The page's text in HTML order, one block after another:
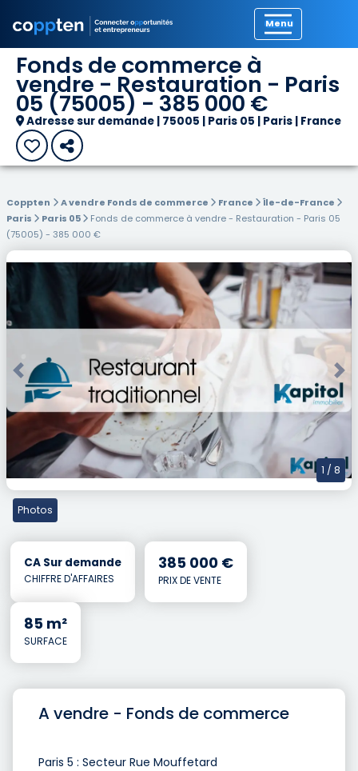
Fonds de commerce à
vendre - Restauration - Paris
05 (75005) - 385 000 €
Adresse sur demande | 75005 | Paris 05 | Paris | France
Coppten A vendre Fonds de commerce France
Île-de-France
Paris
Paris 05
Fonds de commerce à vendre - Restauration - Paris 05
(75005) - 385 000 €
Previous
1 / 8
Photos
CA Sur demande
CHIFFRE D'AFFAIRES
385 000 €
PRIX DE VENTE
85 m²
SURFACE
A vendre - Fonds de commerce
Paris 5 : Secteur Rue Mouffetard